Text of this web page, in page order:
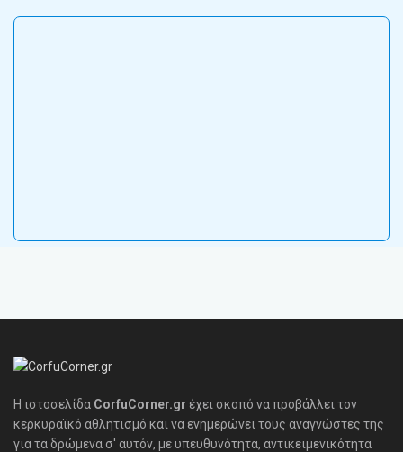
Η ιστοσελίδα CorfuCorner.gr έχει σκοπό να προβάλλει τον
κερκυραϊκό αθλητισμό και να ενημερώνει τους αναγνώστες της
για τα δρώμενα σ' αυτόν, με υπευθυνότητα, αντικειμενικότητα